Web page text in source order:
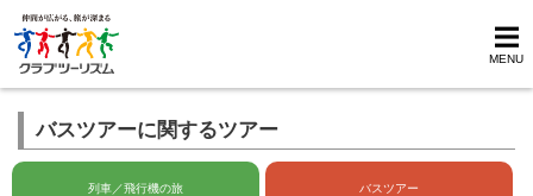
MENU
バスツアーに関するツアー
列車／飛行機の旅 バスツアー